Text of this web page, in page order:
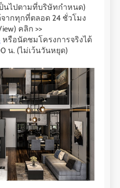
ป็นไปตามที่บริษัทกำหนด)
ากทุกที่ตลอด 24 ชั่วโมง
คลิก >>
หรือนัดชมโครงการจริงได้
น. (ไม่เว้นวันหยุด)